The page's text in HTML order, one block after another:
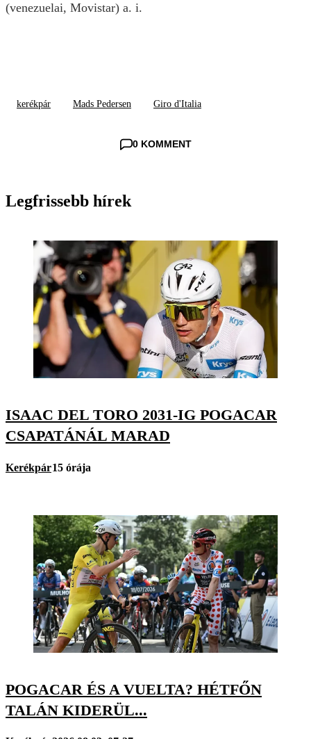
(venezuelai, Movistar) a. i.
kerékpár Mads Pedersen Giro d'Italia
0 KOMMENT
Legfrissebb hírek
ISAAC DEL TORO 2031-IG POGACAR
CSAPATÁNÁL MARAD
Kerékpár15 órája
POGACAR ÉS A VUELTA? HÉTFŐN
TALÁN KIDERÜL...